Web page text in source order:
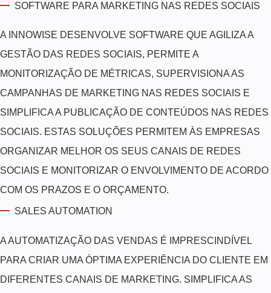
SOFTWARE PARA MARKETING NAS REDES SOCIAIS
A INNOWISE DESENVOLVE SOFTWARE QUE AGILIZA A
GESTÃO DAS REDES SOCIAIS, PERMITE A
MONITORIZAÇÃO DE MÉTRICAS, SUPERVISIONA AS
CAMPANHAS DE MARKETING NAS REDES SOCIAIS E
SIMPLIFICA A PUBLICAÇÃO DE CONTEÚDOS NAS REDES
SOCIAIS. ESTAS SOLUÇÕES PERMITEM ÀS EMPRESAS
ORGANIZAR MELHOR OS SEUS CANAIS DE REDES
SOCIAIS E MONITORIZAR O ENVOLVIMENTO DE ACORDO
COM OS PRAZOS E O ORÇAMENTO.
SALES AUTOMATION
A AUTOMATIZAÇÃO DAS VENDAS É IMPRESCINDÍVEL
PARA CRIAR UMA ÓPTIMA EXPERIÊNCIA DO CLIENTE EM
DIFERENTES CANAIS DE MARKETING. SIMPLIFICA AS